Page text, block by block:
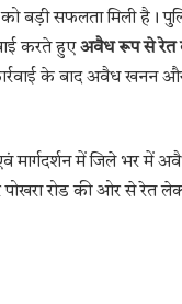
को बड़ी सफलता मिली है।
करते हुएअवैध रूप से रेत
के बाद अवैध खनन
मार्गदर्शन में जिले भर में
रोड की ओर से रेत